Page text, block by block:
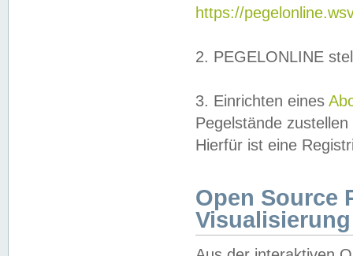
https://
2. PEGELONLINE
3. Einrichten eines
Pegelstände
Hierfür ist eine
Open Source
Visualisierung